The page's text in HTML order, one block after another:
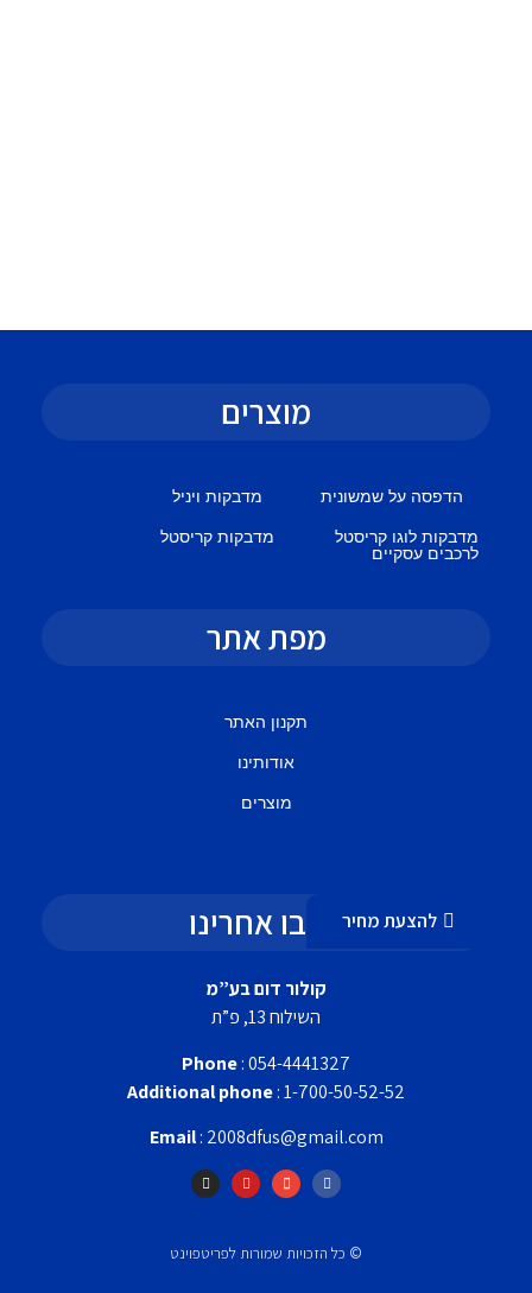
מוצרים
הדפסה על שמשונית מדבקות ויניל
מדבקות לוגו קריסטל
לרכבים עסקיים
מדבקות קריסטל
מפת אתר
תקנון האתר
אודותינו
מוצרים
עקבו אחרינו
קולור דום בע”מ
השילוח 13, פ”ת
Phone: 054-4441327
Additional phone: 1-700-50-52-52
Email: 2008dfus@gmail.com
להצעת מחיר
© כל הזכויות שמורות לפריטפוינט